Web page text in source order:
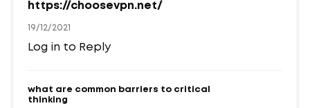
https://choosevpn.net/
19/12/2021
Log in to Reply
what are common barriers to critical
thinking